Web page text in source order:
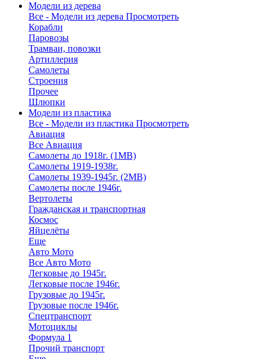
Модели из дерева
Все - Модели из дерева Просмотреть
Корабли
Паровозы
Трамваи, повозки
Артиллерия
Самолеты
Строения
Прочее
Шлюпки
Модели из пластика
Все - Модели из пластика Просмотреть
Авиация
Все Авиация
Самолеты до 1918г. (1МВ)
Самолеты 1919-1938г.
Самолеты 1939-1945г. (2МВ)
Самолеты после 1946г.
Вертолеты
Гражданская и транспортная
Космос
Яйцелёты
Еще
Авто Мото
Все Авто Мото
Легковые до 1945г.
Легковые после 1946г.
Грузовые до 1945г.
Грузовые после 1946г.
Спецтранспорт
Мотоциклы
Формула 1
Прочий транспорт